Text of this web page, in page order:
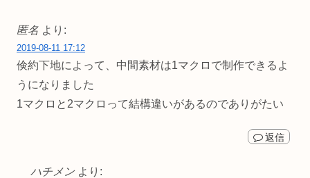
匿名 より:
2019-08-11 17:12
倹約下地によって、中間素材は1マクロで制作できるよ
うになりました
1マクロと2マクロって結構違いがあるのでありがたい
返信
ハチメン より: